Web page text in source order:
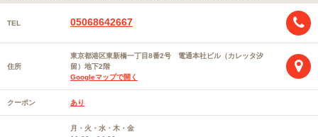
TEL 05068642667
住所
東京都港区東新橋一丁目8番2号 電通本社ビル（カレッタ汐
留）地下2階
Googleマップで開く
クーポン あり
月・火・水・木・金